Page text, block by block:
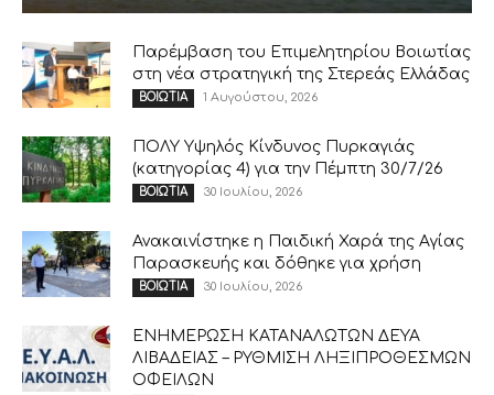
Παρέμβαση του Επιμελητηρίου Βοιωτίας
στη νέα στρατηγική της Στερεάς Ελλάδας
ΒΟΙΩΤΙΑ 1 Αυγούστου, 2026
ΠΟΛΥ Υψηλός Κίνδυνος Πυρκαγιάς
(κατηγορίας 4) για την Πέμπτη 30/7/26
ΒΟΙΩΤΙΑ 30 Ιουλίου, 2026
Ανακαινίστηκε η Παιδική Χαρά της Αγίας
Παρασκευής και δόθηκε για χρήση
ΒΟΙΩΤΙΑ 30 Ιουλίου, 2026
ΕΝΗΜΕΡΩΣΗ ΚΑΤΑΝΑΛΩΤΩΝ ΔΕΥΑ
ΛΙΒΑΔΕΙΑΣ – ΡΥΘΜΙΣΗ ΛΗΞΙΠΡΟΘΕΣΜΩΝ
ΟΦΕΙΛΩΝ